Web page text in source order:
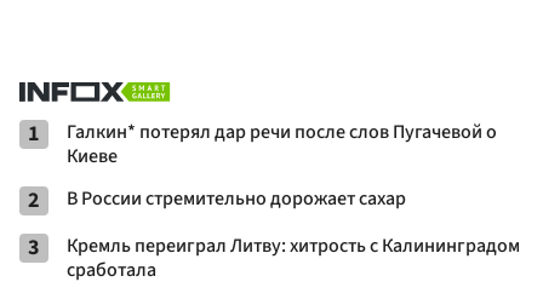
1
Галкин* потерял дар речи после слов Пугачевой о
Киеве
2 В России стремительно дорожает сахар
3
Кремль переиграл Литву: хитрость с Калининградом
сработала